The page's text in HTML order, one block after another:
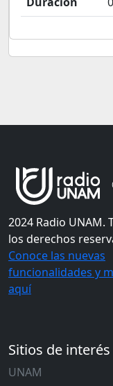
2024 Radio UNAM.
los derechos
Conoce las nuevas
funcionalidades y
aquí
Sitios de interés
UNAM